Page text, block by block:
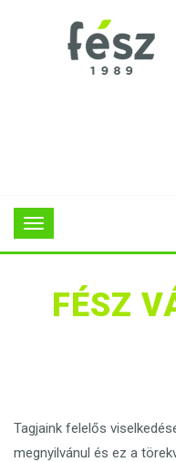
FÉSZ
Tagjaink felelős
megnyilvánul és ez a